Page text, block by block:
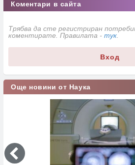
Коментари в сайта
Трябва да сте регистриран
коментирате. Правилата - тук
Вход
Още новини от Наука